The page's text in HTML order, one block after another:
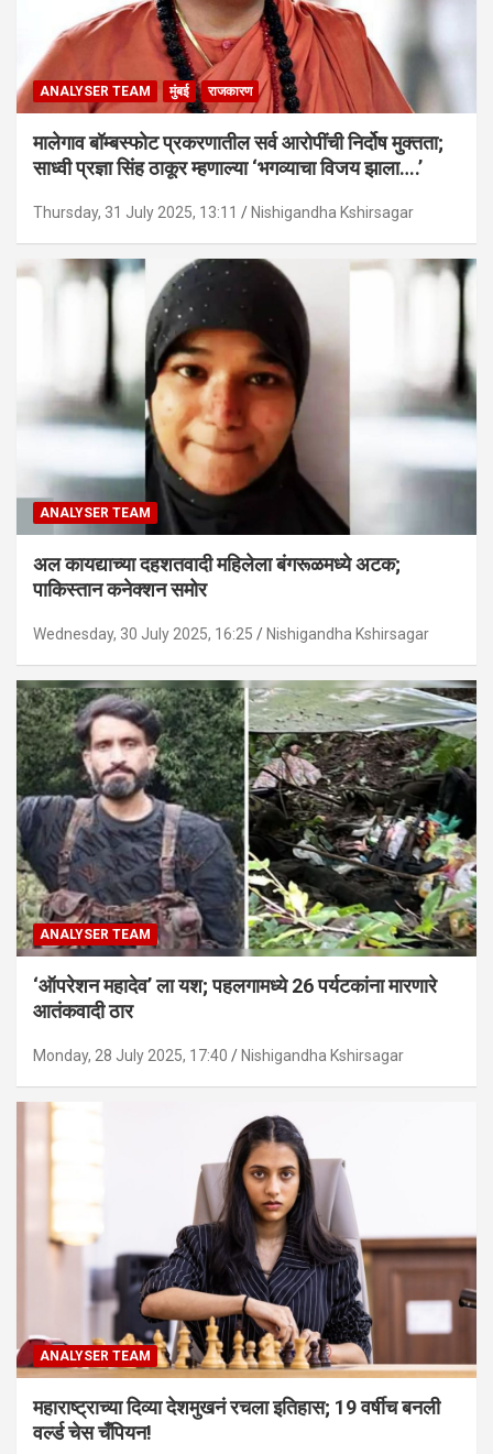
ANALYSER TEAM मुंबई राजकारण
मालेगाव बॉम्बस्फोट प्रकरणातील सर्व आरोपींची निर्दोष मुक्तता;
साध्वी प्रज्ञा सिंह ठाकूर म्हणाल्या ‘भगव्याचा विजय झाला….’
Thursday, 31 July 2025, 13:11 Nishigandha Kshirsagar
ANALYSER TEAM
अल कायद्याच्या दहशतवादी महिलेला बंगरूळमध्ये अटक;
पाकिस्तान कनेक्शन समोर
Wednesday, 30 July 2025, 16:25 Nishigandha Kshirsagar
ANALYSER TEAM
‘ऑपरेशन महादेव’ ला यश; पहलगामध्ये 26 पर्यटकांना मारणारे
आतंकवादी ठार
Monday, 28 July 2025, 17:40 Nishigandha Kshirsagar
ANALYSER TEAM
महाराष्ट्राच्या दिव्या देशमुखनं रचला इतिहास; 19 वर्षीच बनली
वर्ल्ड चेस चँपियन!